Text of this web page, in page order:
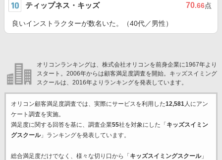
ティップネス・キッズ 70.66点
良いインストラクターが数名いた。（40代／男性）
オリコンランキングは、株式会社オリコンを前身企業に1967年より
スタート。2006年からは顧客満足度調査を開始。キッズスイミング
スクールは、2016年よりランキングを発表しています。
オリコン顧客満足度調査では、実際にサービスを利用した12,581人にアン
ケート調査を実施。
満足度に関する回答を基に、調査企業55社を対象にした「 キッズスイミン
グスクール」ランキングを発表しています。
総合満足度だけでなく、様々な切り口から「 キッズスイミングスクール」